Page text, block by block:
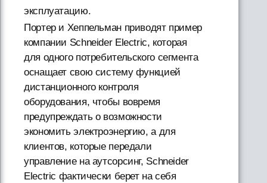
эксплуатацию.
Портер и Хеппельман приводят пример
компании Schneider Electric, которая
для одного потребительского сегмента
оснащает свою систему функцией
дистанционного контроля
оборудования, чтобы вовремя
предупреждать о возможности
экономить электроэнергию, а для
клиентов, которые передали
управление на аутсорсинг, Schneider
Electric фактически берет на себя